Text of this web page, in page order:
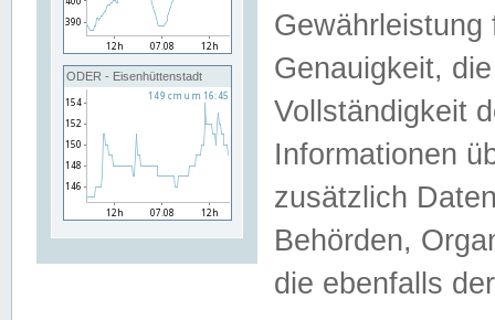
ODER - Eisenhüttenstadt
Genauigkeit,
Vollständigkeit
Informationen
zusätzlich
Behörden,
die ebenfalls